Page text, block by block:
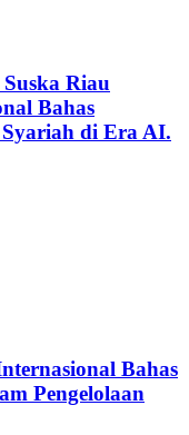
Riau
Bahas
di Era AI.
Bahas
Pengelolaan